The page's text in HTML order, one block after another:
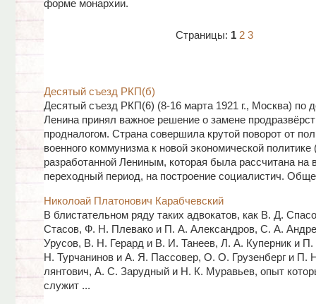
форме монархии.
Страницы: 1 2 3
Десятый съезд РКП(б)
Десятый съезд РКП(6) (8-16 марта 1921 г., Москва) по
Ленина принял важное решение о замене
продналогом. Страна совершила крутой поворот от
военного коммунизма к новой экономической политике
разработанной Лениным, которая была рассчитана на
переходный период, на построение социалистич.
Николоай Платонович Карабчевский
В блистательном ряду таких адвокатов, как В. Д.
Стасов, Ф. Н. Плевако и П. А. Александров, С. А.
Урусов, В. Н. Герард и В. И. Танеев, Л. А. Куперник и
Н. Турчанинов и А. Я. Пассовер, О. О. Грузенберг и
лянтович, А. С. Зарудный и Н. К. Муравьев, опыт
служит ...